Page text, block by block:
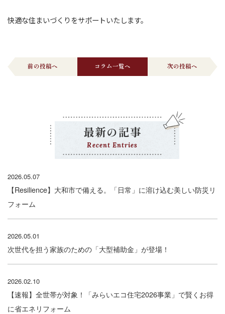
快適な住まいづくりをサポートいたします。
前の投稿へ コラム一覧へ 次の投稿へ
最新の記事
Recent Entries
2026.05.07
【Resilience】大和市で備える。「日常」に溶け込む美しい防災リ
フォーム
2026.05.01
次世代を担う家族のための「大型補助金」が登場！
2026.02.10
【速報】全世帯が対象！「みらいエコ住宅2026事業」で賢くお得
に省エネリフォーム